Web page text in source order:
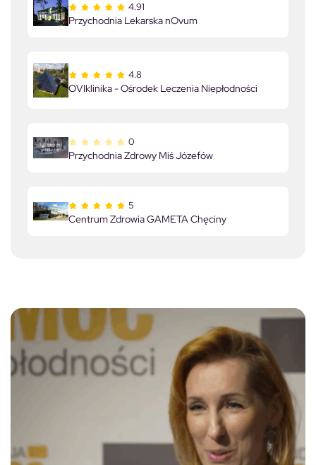
4.91
Przychodnia Lekarska nOvum
4.8
OVIklinika - Ośrodek Leczenia Niepłodności
0
Przychodnia Zdrowy Miś Józefów
5
Centrum Zdrowia GAMETA Chęciny